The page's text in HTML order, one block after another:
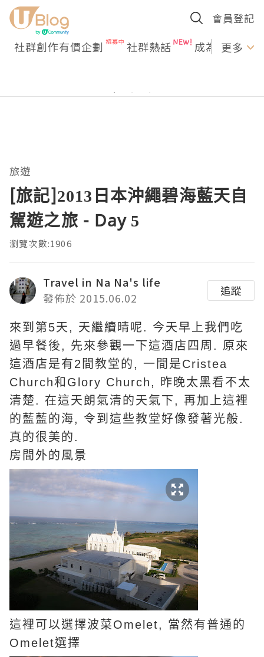
會員登記
社群創作有價企劃 社群熱話 成為U更多
旅遊
[旅記]2013日本沖繩碧海藍天自
駕遊之旅 - Day 5
瀏覽次數:1906
Travel in Na Na's life
發佈於 2015.06.02
追蹤
來到第5天, 天繼續晴呢. 今天早上我們吃
過早餐後, 先來參觀一下這酒店四周. 原來
這酒店是有2間教堂的, 一間是Cristea
Church和Glory Church, 昨晚太黑看不太
清楚. 在這天朗氣清的天氣下, 再加上這裡
的藍藍的海, 令到這些教堂好像發著光般.
真的很美的.
房間外的風景
這裡可以選擇波菜Omelet, 當然有普通的
Omelet選擇